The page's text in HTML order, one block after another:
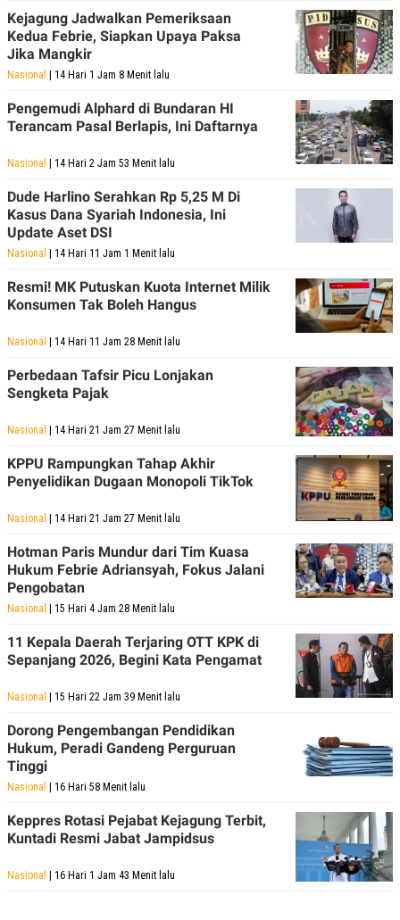
R
A
S
I
K
L
A
E
E
N
E
R
A
N
N
T
I
S
A
R
KANAL
S
T
D
A
T
A
A
E
S
K
O
N
N
V
L
P
U
S
JARINGAN
K
O
A
P
R
S
Kejagung Jadwalkan Pemeriksaan
Kedua Febrie, Siapkan Upaya Paksa
Jika Mangkir
Nasional | 14 Hari 1 Jam 8 Menit lalu
​Pengemudi Alphard di Bundaran HI
Terancam Pasal Berlapis, Ini Daftarnya
Nasional | 14 Hari 2 Jam 53 Menit lalu
​Dude Harlino Serahkan Rp 5,25 M Di
Kasus Dana Syariah Indonesia, Ini
Update Aset DSI
Nasional | 14 Hari 11 Jam 1 Menit lalu
Resmi! ​MK Putuskan Kuota Internet Milik
Konsumen Tak Boleh Hangus
Nasional | 14 Hari 11 Jam 28 Menit lalu
Perbedaan Tafsir Picu Lonjakan
Sengketa Pajak
Nasional | 14 Hari 21 Jam 27 Menit lalu
KPPU Rampungkan Tahap Akhir
Penyelidikan Dugaan Monopoli TikTok
Nasional | 14 Hari 21 Jam 27 Menit lalu
Hotman Paris Mundur dari Tim Kuasa
Hukum Febrie Adriansyah, Fokus Jalani
Pengobatan
Nasional | 15 Hari 4 Jam 28 Menit lalu
11 Kepala Daerah Terjaring OTT KPK di
Sepanjang 2026, Begini Kata Pengamat
Nasional | 15 Hari 22 Jam 39 Menit lalu
Dorong Pengembangan Pendidikan
Hukum, Peradi Gandeng Perguruan
Tinggi
Nasional | 16 Hari 58 Menit lalu
Keppres Rotasi Pejabat Kejagung Terbit,
Kuntadi Resmi Jabat Jampidsus
Nasional | 16 Hari 1 Jam 43 Menit lalu